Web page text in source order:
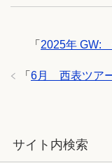
「 2025年 GW:
「 6月 西表ツア
サイト内検索